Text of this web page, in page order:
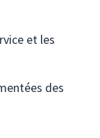
et les
des